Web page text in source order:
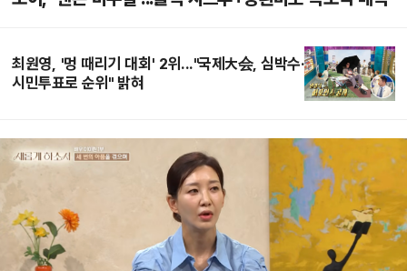
최원영, '멍 때리기 대회' 2위..."국제大会, 심박수·
시민투표로 순위" 밝혀